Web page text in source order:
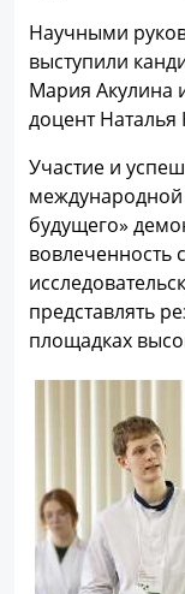
Научными
выступили
Мария Акулина
доцент Наталья
Участие и
будущего»
вовлеченность
представлять
площадках